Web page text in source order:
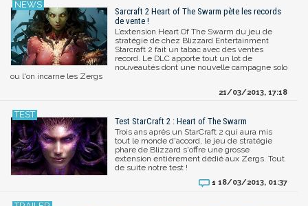
Sarcraft 2 Heart of The Swarm pète les records
de vente !
L’extension Heart Of The Swarm du jeu de
stratégie de chez Blizzard Entertainment
Starcraft 2 fait un tabac avec des ventes
record. Le DLC apporte tout un lot de
nouveautés dont une nouvelle campagne solo
ou l'on incarne les Zergs
21/03/2013, 17:18
Test StarCraft 2 : Heart of The Swarm
Trois ans après un StarCraft 2 qui aura mis
tout le monde d'accord, le jeu de stratégie
phare de Blizzard s'offre une grosse
extension entièrement dédié aux Zergs. Tout
de suite notre test !
1 18/03/2013, 01:37